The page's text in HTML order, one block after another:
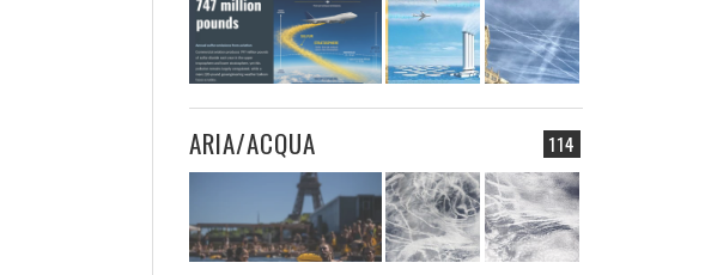
114
ARIA/ACQUA